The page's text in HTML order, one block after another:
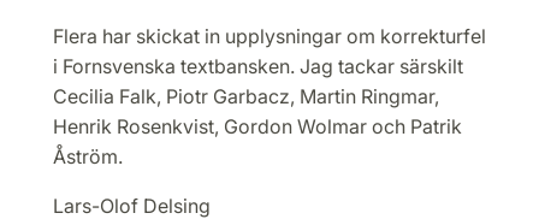
Flera har skickat in upplysningar om korrekturfel
i Fornsvenska textbansken. Jag tackar särskilt
Cecilia Falk, Piotr Garbacz, Martin Ringmar,
Henrik Rosenkvist, Gordon Wolmar och Patrik
Åström.
Lars-Olof Delsing